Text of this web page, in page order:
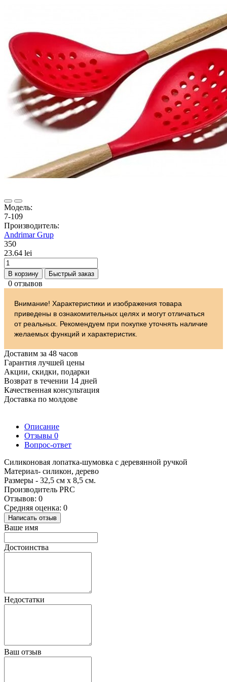
Модель:
7-109
Производитель:
Andrimar Grup
350
23.64 lei
В корзину Быстрый заказ
0 отзывов
Внимание! Характеристики и изображения товара
приведены в ознакомительных целях и могут отличаться
от реальных. Рекомендуем при покупке уточнять наличие
желаемых функций и характеристик.
Доставим за 48 часов
Гарантия лучшей цены
Акции, скидки, подарки
Возврат в течении 14 дней
Качественная консультация
Доставка по молдове
Описание
Отзывы 0
Вопрос-ответ
Силиконовая лопатка-шумовка с деревянной ручкой
Материал- силикон, дерево
Размеры - 32,5 см x 8,5 см.
Производитель PRC
Отзывов: 0
Средняя оценка: 0
Написать отзыв
Ваше имя
Достоинства
Недостатки
Ваш отзыв